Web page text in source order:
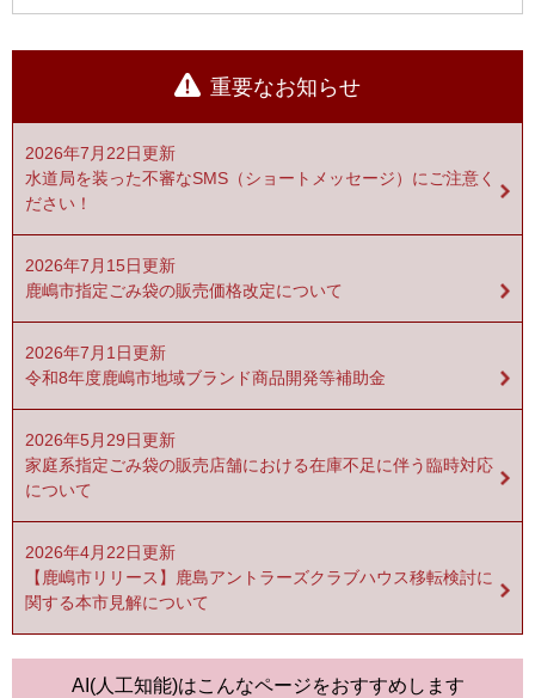
重要なお知らせ
2026年7月22日更新
水道局を装った不審なSMS（ショートメッセージ）にご注意く
ださい！
2026年7月15日更新
鹿嶋市指定ごみ袋の販売価格改定について
2026年7月1日更新
令和8年度鹿嶋市地域ブランド商品開発等補助金
2026年5月29日更新
家庭系指定ごみ袋の販売店舗における在庫不足に伴う臨時対応
について
2026年4月22日更新
【鹿嶋市リリース】鹿島アントラーズクラブハウス移転検討に
関する本市見解について
AI(人工知能)はこんなページをおすすめします